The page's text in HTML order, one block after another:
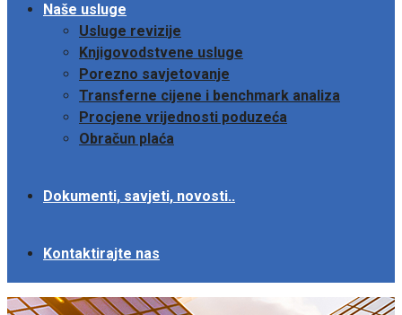
Naše usluge
Usluge revizije
Knjigovodstvene usluge
Porezno savjetovanje
Transferne cijene i benchmark analiza
Procjene vrijednosti poduzeća
Obračun plaća
Dokumenti, savjeti, novosti..
Kontaktirajte nas